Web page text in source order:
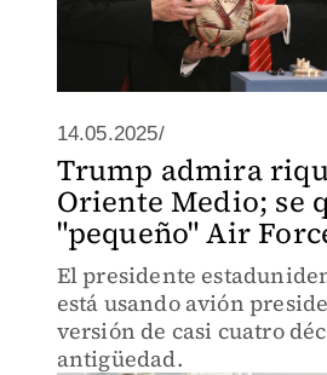
14.05.2025/
Trump admira
Oriente Medio; se
"pequeño" Air
El presidente
está usando avión
versión de casi cuatro
antigüedad.